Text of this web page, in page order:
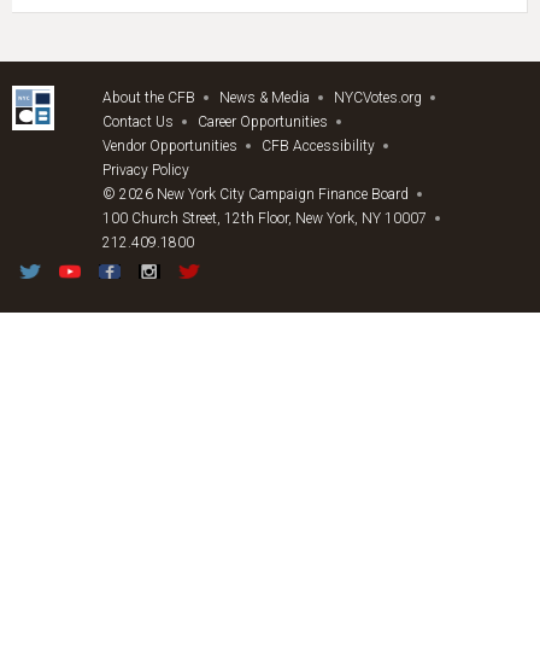
About the CFB News & Media
NYCVotes.org
Contact Us
Career Opportunities
Vendor Opportunities
CFB Accessibility
Privacy Policy
© 2026 New York City Campaign Finance Board
100 Church Street, 12th Floor, New York, NY 10007
212.409.1800